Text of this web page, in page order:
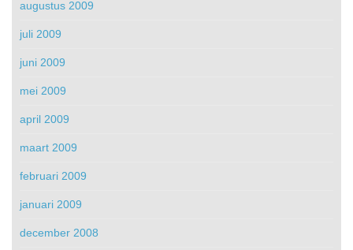
augustus 2009
juli 2009
juni 2009
mei 2009
april 2009
maart 2009
februari 2009
januari 2009
december 2008